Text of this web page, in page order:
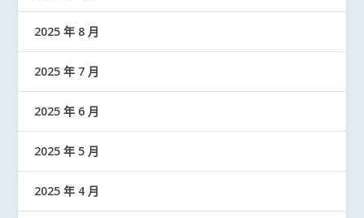
2025 年 8 月
2025 年 7 月
2025 年 6 月
2025 年 5 月
2025 年 4 月